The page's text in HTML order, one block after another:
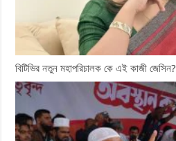
বিটিভির নতুন মহাপরিচালক কে এই কাজী জেসিন?